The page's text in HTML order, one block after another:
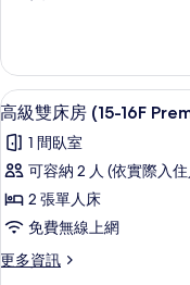
Premium
Floor)
的
所
有
相
雙
人
房
16F
Premium
的
詳
顯
示
高
級
雙
床
房
9
高級雙床房 (15-16F
1 間臥室
可容納 2 人 (依實際入
2 張單人床
免費無線上網
更多資訊
更